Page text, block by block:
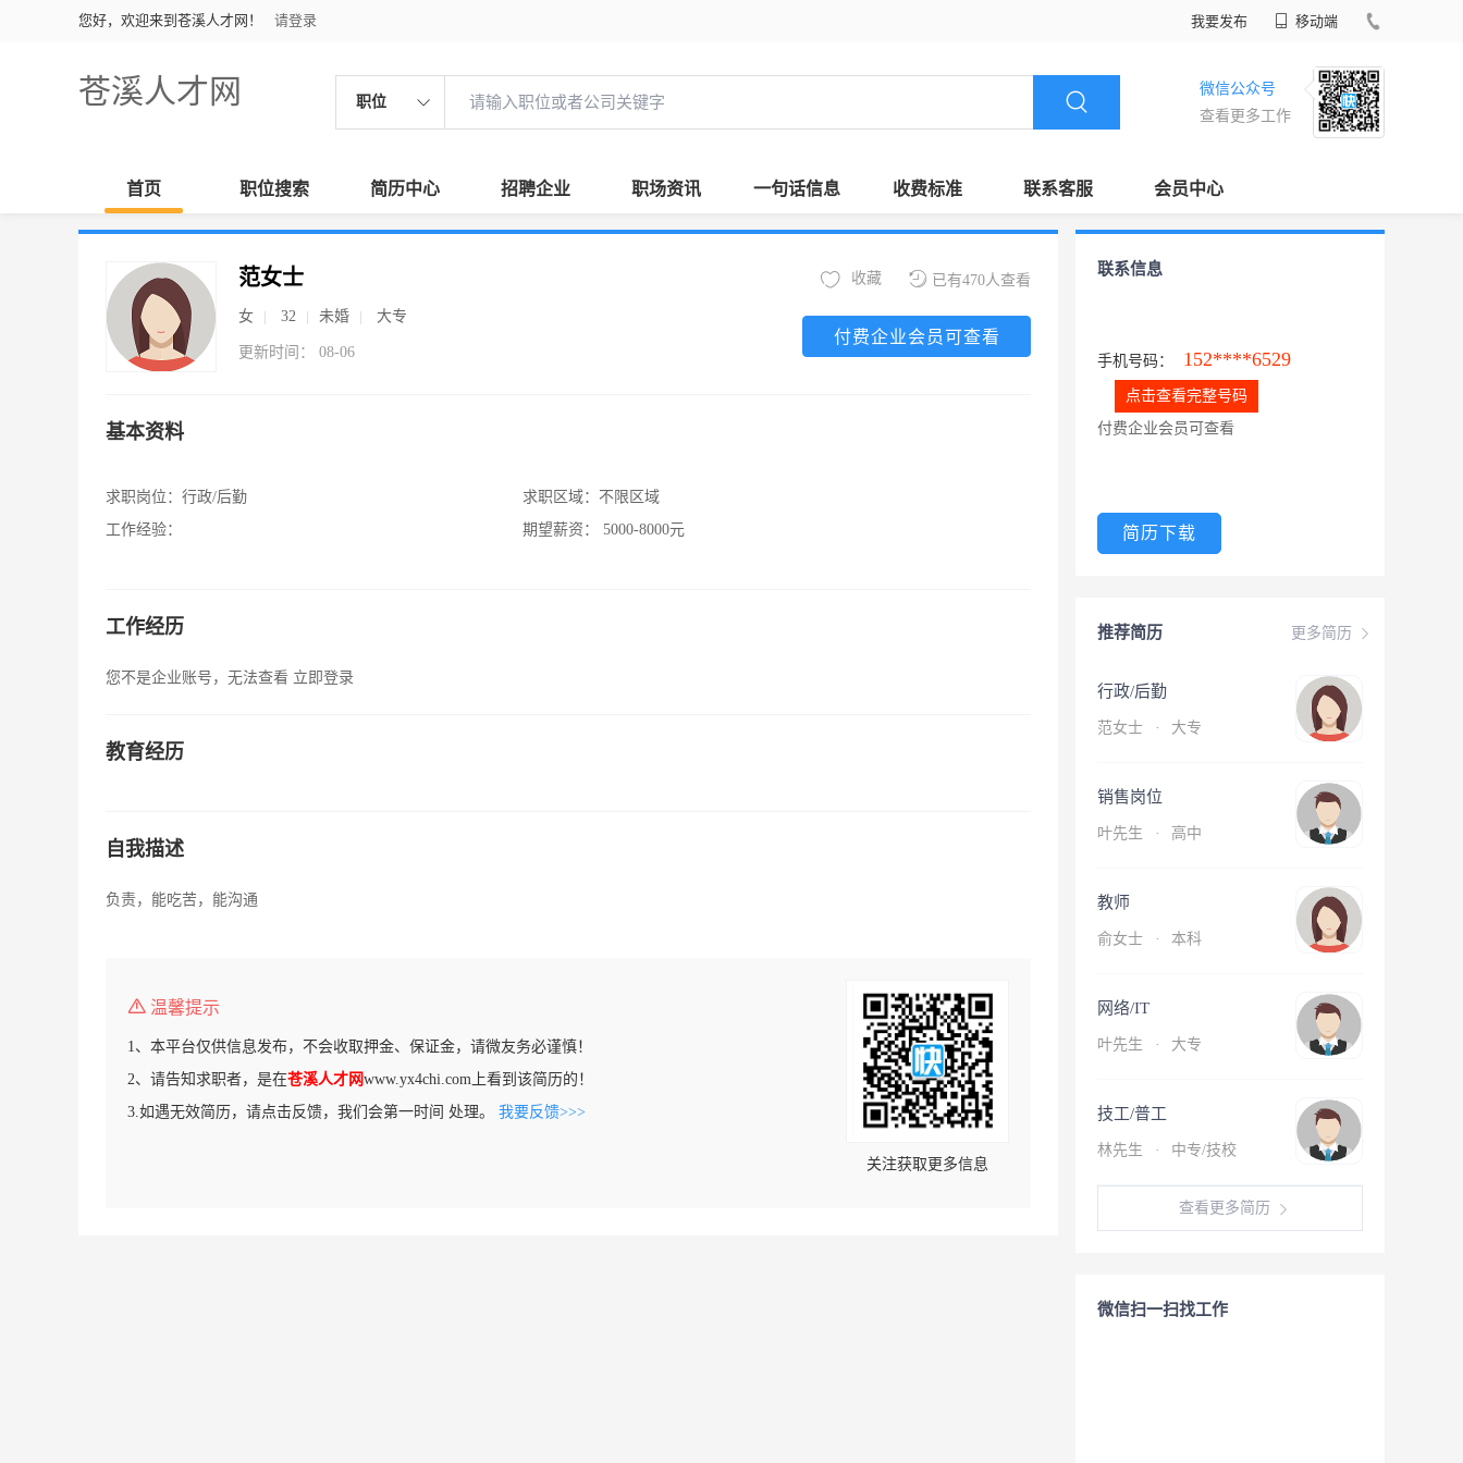
您好，欢迎来到苍溪人才网！ 请登录 我要发布 移动端
苍溪人才网 职位
微信公众号
查看更多工作
首页 职位搜索 简历中心 招聘企业 职场资讯 一句话信息 收费标准 联系客服 会员中心
范女士
女 32 未婚 大专
更新时间： 08-06
已有470人查看
收藏
付费企业会员可查看
基本资料
求职岗位： 行政/后勤
工作经验：
求职区域： 不限区域
期望薪资：
5000-8000元
工作经历
您不是企业账号，无法查看 立即登录
教育经历
自我描述
负责，能吃苦，能沟通
温馨提示
1、本平台仅供信息发布，不会收取押金、保证金，请微友务必谨慎！
2、请告知求职者，是在苍溪人才网www.yx4chi.com上看到该简历的！
3.如遇无效简历，请点击反馈，我们会第一时间 处理。 我要反馈>>>
关注获取更多信息
联系信息
手机号码： 152****6529
点击查看完整号码
付费企业会员可查看
简历下载
更多简历
推荐简历
行政/后勤
范女士 · 大专
销售岗位
叶先生 · 高中
教师
俞女士 · 本科
网络/IT
叶先生 · 大专
技工/普工
林先生 · 中专/技校
查看更多简历
微信扫一扫找工作